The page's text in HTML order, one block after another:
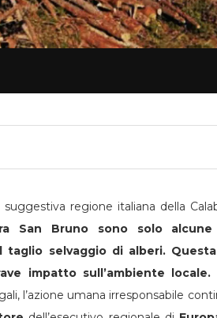
regione italiana della
San Bruno sono solo
taglio selvaggio di alberi.
impatto sull’ambiente locale.
l’azione umana irresponsabile